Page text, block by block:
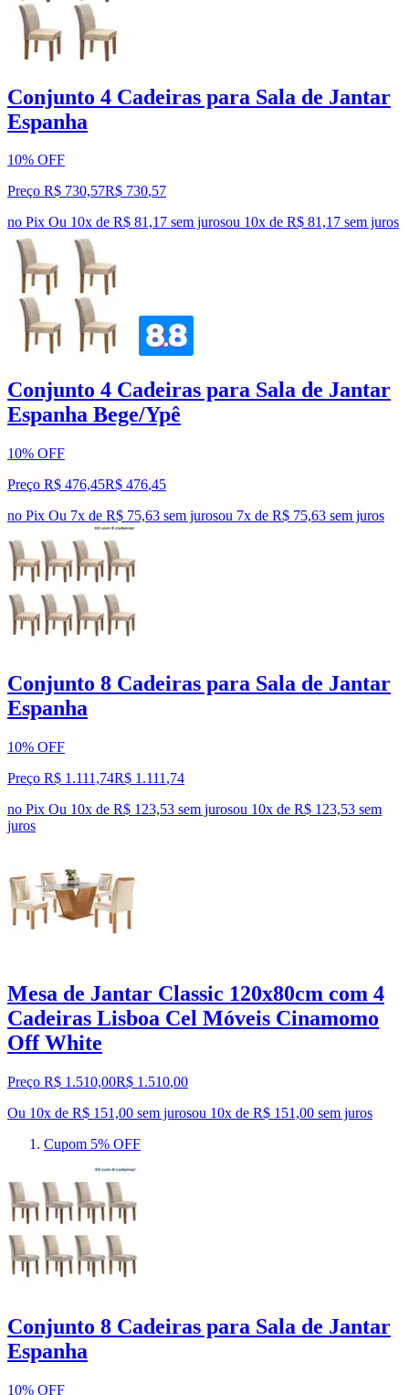
Conjunto 4 Cadeiras para Sala de Jantar
Espanha
10% OFF
Preço R$ 730,57R$ 730,57
no Pix Ou 10x de R$ 81,17 sem jurosou 10x de R$ 81,17 sem juros
Conjunto 4 Cadeiras para Sala de Jantar
Espanha Bege/Ypê
10% OFF
Preço R$ 476,45R$ 476,45
no Pix Ou 7x de R$ 75,63 sem jurosou 7x de R$ 75,63 sem juros
Conjunto 8 Cadeiras para Sala de Jantar
Espanha
10% OFF
Preço R$ 1.111,74R$ 1.111 ,74
no Pix Ou 10x de R$ 123,53 sem jurosou 10x de R$ 123,53 sem
juros
Mesa de Jantar Classic 120x80cm com 4
Cadeiras Lisboa Cel Móveis Cinamomo
Off White
Preço R$ 1.510,00R$ 1.510,00
Ou 10x de R$ 151,00 sem jurosou 10x de R$ 151,00 sem juros
Cupom 5% OFF
Conjunto 8 Cadeiras para Sala de Jantar
Espanha
10% OFF